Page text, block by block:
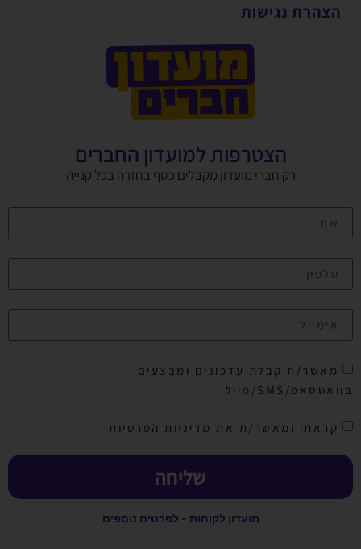
הצהרת נגישות
הצטרפות למועדון החברים
רק חברי מועדון מקבלים כסף בחזרה בכל קנייה
מאשר/ת קבלת עדכונים ומבצעים
בוואטסאפ/SMS/מייל
קראתי ומאשר/ת את מדיניות הפרטיות
שליחה
מועדון לקוחות - לפרטים נוספים